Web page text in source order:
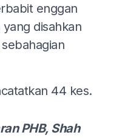
enggan
disahkan
44 kes.
PHB, Shah